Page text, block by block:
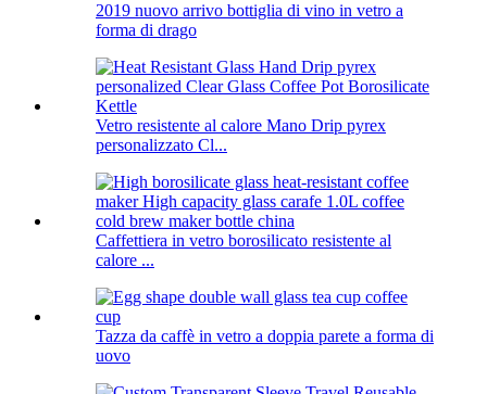
2019 nuovo arrivo bottiglia di vino in vetro a
forma di drago
Vetro resistente al calore Mano Drip pyrex
personalizzato Cl...
Caffettiera in vetro borosilicato resistente al
calore ...
Tazza da caffè in vetro a doppia parete a forma di
uovo